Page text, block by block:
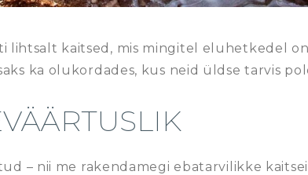
lihtsalt kaitsed, mis mingitel eluhetkedel
ka olukordades, kus neid üldse tarvis
– nii me rakendamegi ebatarvilikke